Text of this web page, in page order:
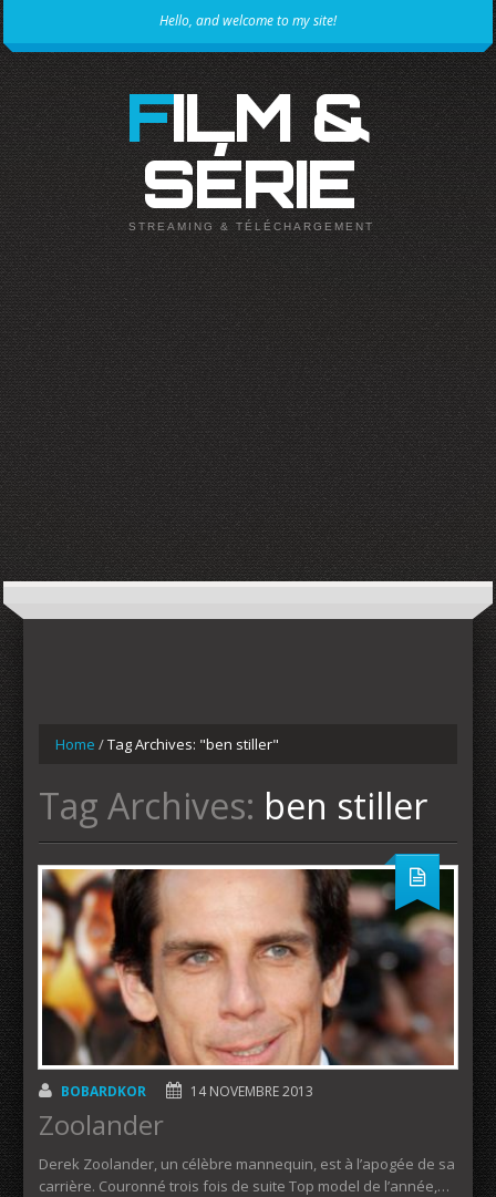
Hello, and welcome to my site!
FILM &
SÉRIE
STREAMING & TÉLÉCHARGEMENT
Home /Tag Archives: "ben stiller"
Tag Archives: ben stiller
BOBARDKOR 14 NOVEMBRE 2013
Zoolander
Derek Zoolander, un célèbre mannequin, est à l’apogée de sa
carrière. Couronné trois fois de suite Top model de l’année,…